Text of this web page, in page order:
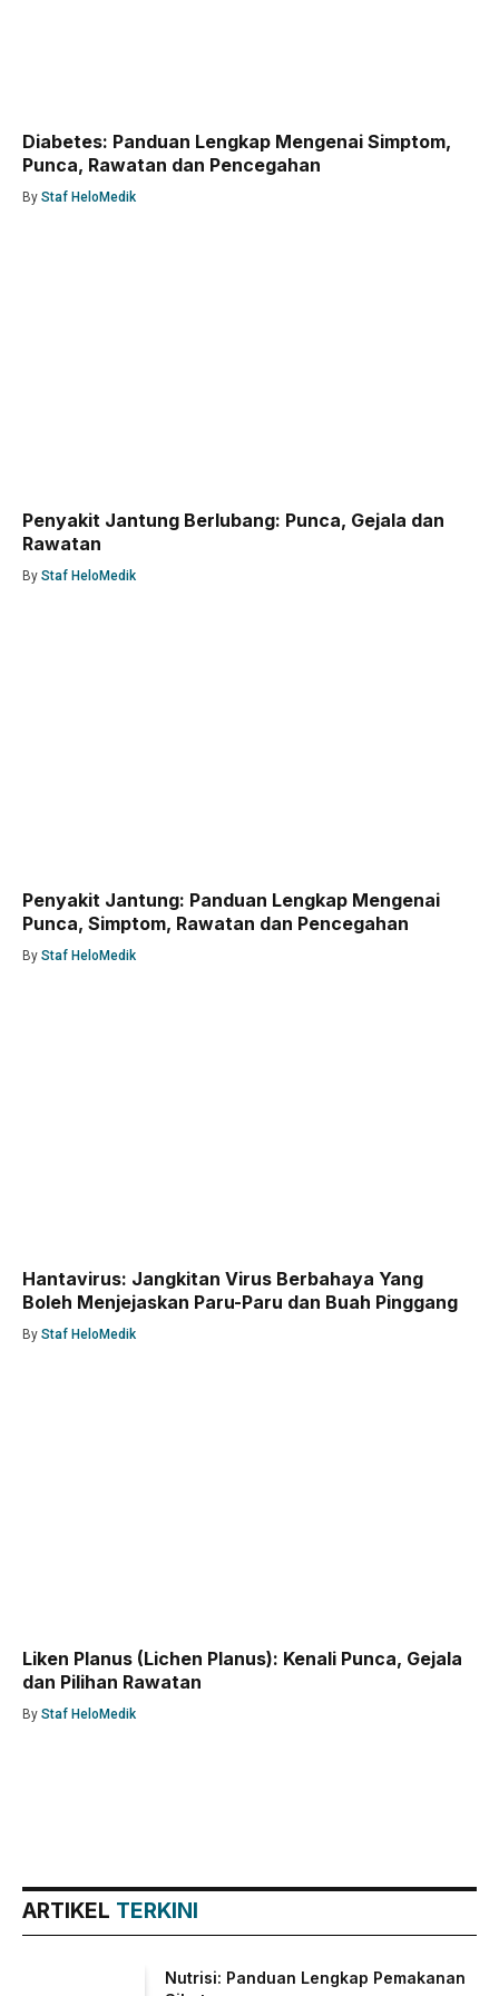
Diabetes: Panduan Lengkap Mengenai Simptom,
Punca, Rawatan dan Pencegahan
By Staf HeloMedik
Penyakit Jantung Berlubang: Punca, Gejala dan
Rawatan
By Staf HeloMedik
Penyakit Jantung: Panduan Lengkap Mengenai
Punca, Simptom, Rawatan dan Pencegahan
By Staf HeloMedik
Hantavirus: Jangkitan Virus Berbahaya Yang
Boleh Menjejaskan Paru-Paru dan Buah Pinggang
By Staf HeloMedik
Liken Planus (Lichen Planus): Kenali Punca, Gejala
dan Pilihan Rawatan
By Staf HeloMedik
ARTIKEL TERKINI
Nutrisi: Panduan Lengkap Pemakanan